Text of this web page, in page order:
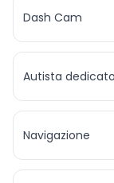
Dash Cam
Autista dedicato
Navigazione